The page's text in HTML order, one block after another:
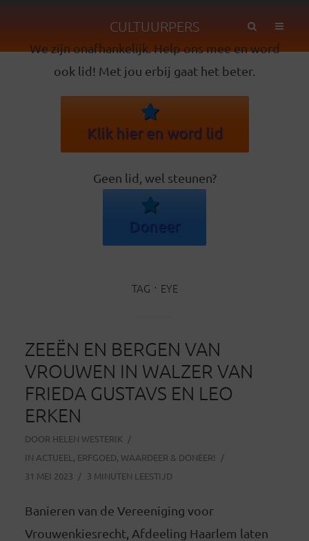
CULTUURPERS
We zijn onafhankelijk. Help ons mee en word
ook lid! Met jou erbij gaat het beter.
Klik hier en word lid
Geen lid, wel steunen?
Doneer
TAG EYE
ZEEËN EN BERGEN VAN
VROUWEN IN WALZER VAN
FRIEDA GUSTAVS EN LEO
ERKEN
DOOR HELEN WESTERIK
IN ACTUEEL , ERFGOED, WAARDEER & DONEER!
31 MEI 2023
3 MINUTEN LEESTIJD
Banieren van de Vereeniging voor
Vrouwenkiesrecht, Afdeeling Haarlem laten